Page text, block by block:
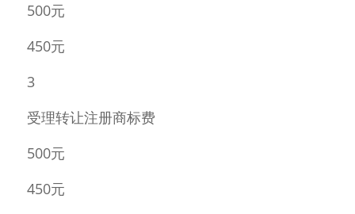
500元
450元
3
受理转让注册商标费
500元
450元